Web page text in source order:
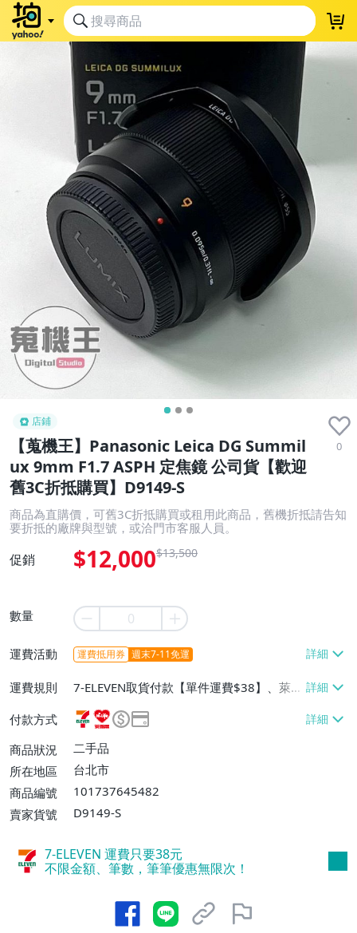
店鋪
【蒐機王】Panasonic Leica DG Summil
ux 9mm F1.7 ASPH 定焦鏡 公司貨【歡迎
舊3C折抵購買】D9149-S
0
商品為直購價，可舊3C折抵購買或租用此商品，舊機折抵請告知
要折抵的廠牌與型號，或洽門市客服人員。
促銷 $12,000$13,500
數量
運費活動 運費抵用券 週末7-11免運
運費規則
7-ELEVEN取貨付款【單件運費$38】、萊爾
富取貨付款【單件運費$60】、宅配/貨運
【單件運費$150、滿5件免運費】、面交/
自取/不寄送【免運費】
付款方式
商品狀況
二手品
所在地區
台北市
商品編號
101737645482
賣家貨號
D9149-S
7-ELEVEN 運費只要38元
不限金額、筆數，筆筆優惠無限次！